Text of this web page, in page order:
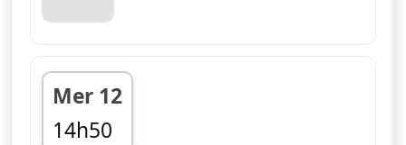
Mer 12
14h50